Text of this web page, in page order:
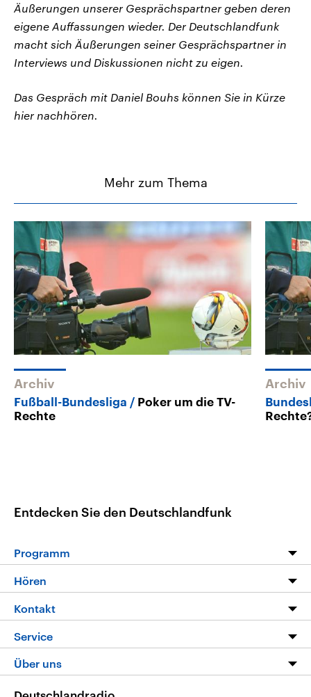
Äußerungen unserer Gesprächspartner geben deren
eigene Auffassungen wieder. Der Deutschlandfunk
macht sich Äußerungen seiner Gesprächspartner in
Interviews und Diskussionen nicht zu eigen.
Das Gespräch mit Daniel Bouhs können Sie in Kürze
hier nachhören.
Mehr zum Thema
Archiv
Fußball-Bundesliga
Poker um die TV-
Rechte
Archiv
Entdecken Sie den Deutschlandfunk
Programm
Die Nachrichten
Nachrichtenleicht
Neue Beiträge auf dlf.de
Hören
Livestream
Podcasts
Deutschlandfunk App
Nachrichten App
Kontakt
Service
FAQ
Über uns